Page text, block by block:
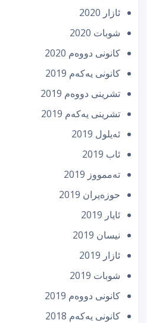
ئازار 2020
شوبات 2020
كانونی دووه‌م 2020
كانونی یه‌كه‌م 2019
تشرینی دووه‌م 2019
تشرینی یه‌كه‌م 2019
ئه‌یلول 2019
ئاب 2019
تەممووز 2019
حوزه‌یران 2019
ئایار 2019
نیسان 2019
ئازار 2019
شوبات 2019
كانونی دووه‌م 2019
كانونی یه‌كه‌م 2018